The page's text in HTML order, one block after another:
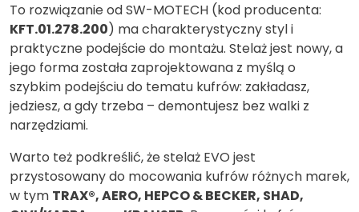
To rozwiązanie od SW-MOTECH (kod producenta:
KFT.01.278.200) ma charakterystyczny styl i
praktyczne podejście do montażu. Stelaż jest nowy, a
jego forma została zaprojektowana z myślą o
szybkim podejściu do tematu kufrów: zakładasz,
jedziesz, a gdy trzeba – demontujesz bez walki z
narzędziami.
Warto też podkreślić, że stelaż EVO jest
przystosowany do mocowania kufrów różnych marek,
w tym TRAX®, AERO, HEPCO & BECKER, SHAD,